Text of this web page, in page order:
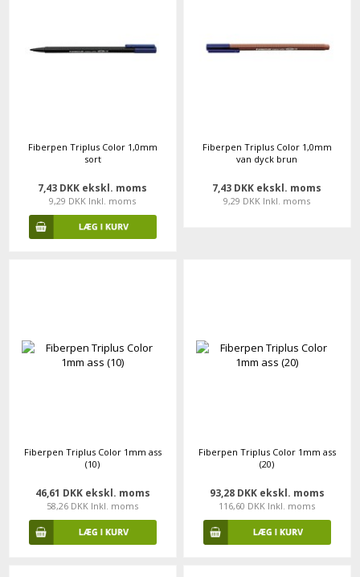
Fiberpen Triplus Color 1,0mm
sort
7,43 DKK ekskl. moms
9,29 DKK Inkl. moms
Fiberpen Triplus Color 1,0mm
van dyck brun
7,43 DKK ekskl. moms
9,29 DKK Inkl. moms
Fiberpen Triplus Color 1mm ass
(10)
46,61 DKK ekskl. moms
58,26 DKK Inkl. moms
Fiberpen Triplus Color 1mm ass
(20)
93,28 DKK ekskl. moms
116,60 DKK Inkl. moms